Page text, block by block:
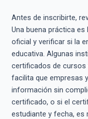
Antes de inscribirte,
Una buena práctica
oficial y verificar si la
educativa. Algunas
certificados de cursos
facilita que empresas
información sin
certificado, o si el
estudiante y fecha, es